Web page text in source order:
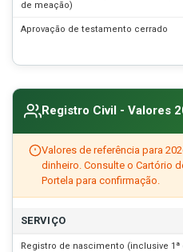
de meação)
Aprovação de testamento cerrado
Registro Civil - Valores
Valores de referência para
dinheiro. Consulte o Cartório
Portela para confirmação.
SERVIÇO
Registro de nascimento (inclusive 1ª